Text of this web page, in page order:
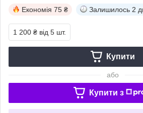
Економія 75 ₴ Залишилось 2
1 200 ₴ від 5 шт.
Купити
або
Купити з